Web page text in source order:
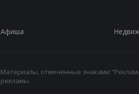
Афиша
Материалы, отмеченные знаками
рекламы.